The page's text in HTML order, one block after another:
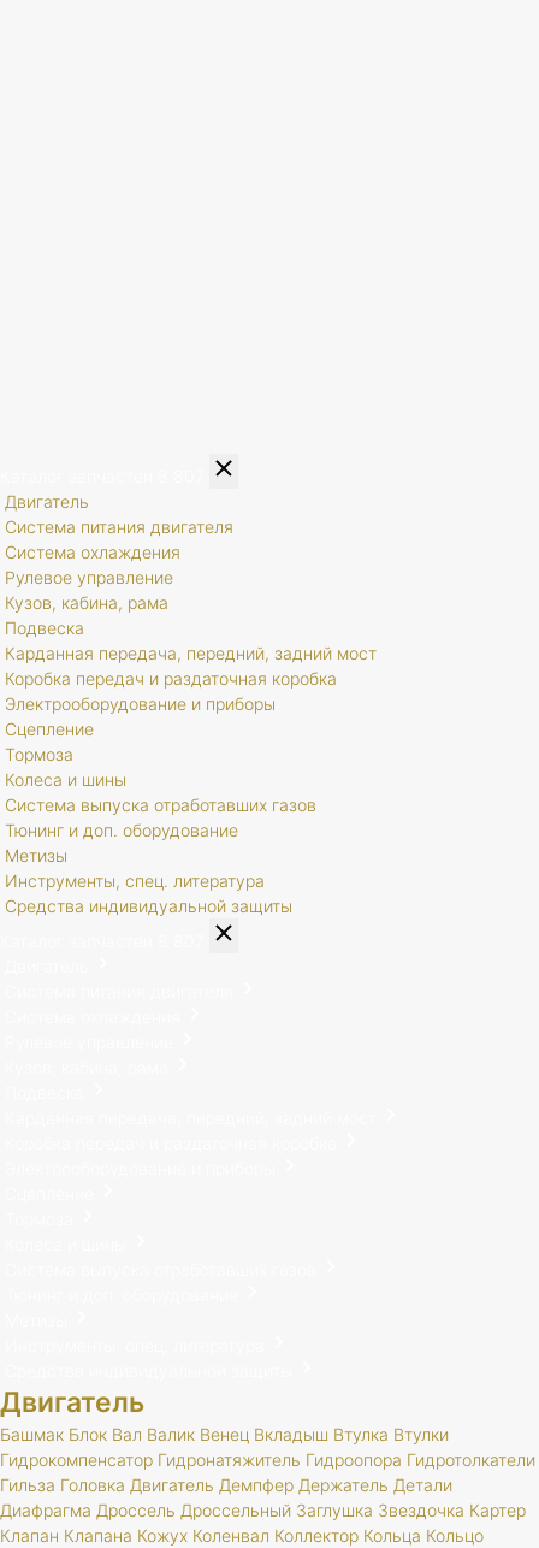
Двигатель
Система питания двигателя
Система охлаждения
Рулевое управление
Кузов, кабина, рама
Подвеска
Карданная передача, передний, задний мост
Коробка передач и раздаточная коробка
Электрооборудование и приборы
Сцепление
Тормоза
Колеса и шины
Система выпуска отработавших газов
Тюнинг и доп. оборудование
Метизы
Инструменты, спец. литература
Средства индивидуальной защиты
Двигатель
Башмак Блок Вал Валик Венец Вкладыш Втулка Втулки
Гидрокомпенсатор Гидронатяжитель Гидроопора Гидротолкатели
Гильза Головка Двигатель Демпфер Держатель Детали
Диафрагма Дроссель Дроссельный Заглушка Звездочка Картер
Клапан Клапана Кожух Коленвал Коллектор Кольца Кольцо